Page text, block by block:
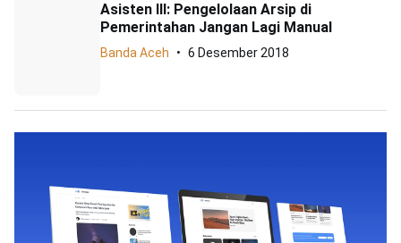
Asisten III: Pengelolaan Arsip di
Pemerintahan Jangan Lagi Manual
Banda Aceh 6 Desember 2018